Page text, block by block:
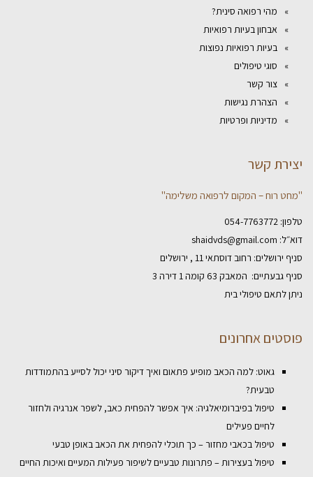
מהי רפואה סינית?
אבחון בעיות רפואיות
בעיות רפואיות נפוצות
סוגי טיפולים
צור קשר
הצהרת נגישות
מדיניות ופרטיות
יצירת קשר
"מחט רוח – המקום לרפואה משלימה"
טלפון: 054-7763772
דוא״ל: shaidvds@gmail.com
סניף ירושלים: רחוב דוסתאי 11 , ירושלים
סניף גבעתיים: המאבק 63 קומה 1 דירה 3
ניתן לתאם טיפולי בית
פוסטים אחרונים
גאוט: למה הכאב מופיע פתאום ואיך דיקור סיני יכול לסייע בהתמודדות
טבעית?
טיפול בפיברומיאלגיה: איך אפשר להפחית כאב, לשפר אנרגיה ולחזור
לחיים פעילים
טיפול בכאבי מחזור – כך תוכלי להפחית את הכאב באופן טבעי
טיפול בעצירות – פתרונות טבעיים לשיפור פעילות המעיים ואיכות החיים